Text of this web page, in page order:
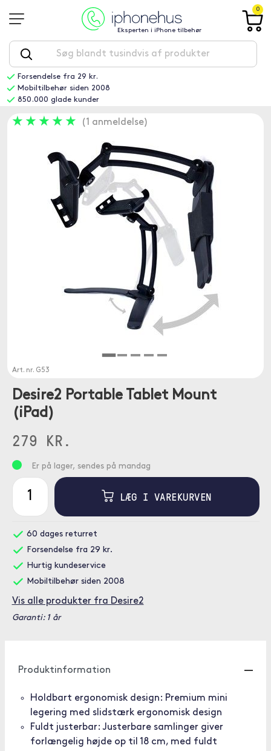
Eksperten i iPhone tilbehør
0
Forsendelse fra 29 kr.
Mobiltilbehør siden 2008
850.000 glade kunder
1 anmeldelse
Art. nr. G53
Desire2 Portable Tablet Mount
(iPad)
279 KR.
Er på lager, sendes på mandag
LÆG I VAREKURVEN
60 dages returret
Forsendelse fra 29 kr.
Hurtig kundeservice
Mobiltilbehør siden 2008
Vis alle produkter fra Desire2
Garanti: 1 år
Produktinformation
Holdbart ergonomisk design: Premium mini
legering med slidstærk ergonomisk design
Fuldt justerbar: Justerbare samlinger giver
forlængelig højde op til 18 cm, med fuldt